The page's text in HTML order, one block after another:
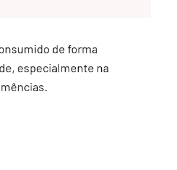
de forma
especialmente na